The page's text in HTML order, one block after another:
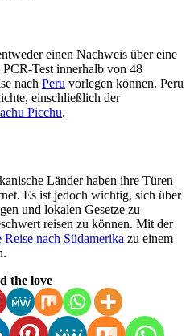
einen Nachweis über eine
Test innerhalb von 48
nach Peru vorlegen können. Peru
einschließlich der
Picchu.
Länder haben ihre Türen
Es ist jedoch wichtig, sich über
und lokalen Gesetze zu
reisen zu können. Mit der
Reise nach Südamerika zu einem
the love